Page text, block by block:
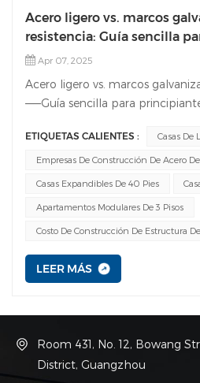
Acero ligero vs. marcos
resistencia: Guía sencilla
Apr 07, 2025
Acero ligero vs. marcos
——Guía sencilla para
láminas delgadas de acero
mm de espesor). Suele
moldeado en estructuras para
galvanizado de alta
mm) bañado en zinc fundido
como un "impermeable" para el
resistir condiciones adversas. 2.
(mejor para 1 a 3 pisos), puede
recubrimiento. Acero
ETIQUETAS CALIENTES : Casas De
Empresas De Construcción De Acero
Casas Expandibles De 40 Pies
Apartamentos Modulares De 3 Pisos
Costo De Construcción De Estructura
LEER MÁS
Room 431, No. 12, Bowang
District, Guangzhou